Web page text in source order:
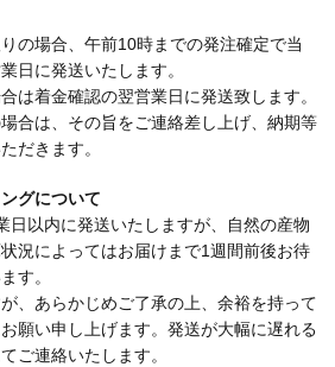
の場合、午前10時までの発注確定で当
日に発送いたします。
は着金確認の翌営業日に発送致します。
合は、その旨をご連絡差し上げ、納期等
だきます。
グについて
日以内に発送いたしますが、自然の産物
況によってはお届けまで1週間前後お待
す。
、あらかじめご了承の上、余裕を持って
願い申し上げます。発送が大幅に遅れる
ご連絡いたします。